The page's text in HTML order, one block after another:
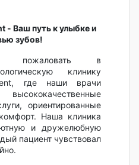
- Ваш путь к улыбке и
зубов!
пожаловать в
клинику
где наши врачи
ориентированные
Наша клиника
и дружелюбную
пациент чувствовал